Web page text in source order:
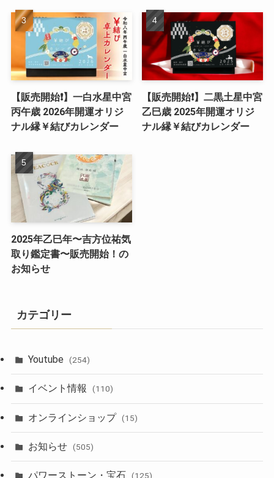
【販売開始❗️】一白水星中宮
丙午歳 2026年開運オリジ
ナル縁￥結びカレンダー
【販売開始❗️】二黒土星中宮
乙巳歳 2025年開運オリジ
ナル縁￥結びカレンダー
2025年乙巳年〜吉方位祐気
取り鑑定書〜販売開始！の
お知らせ
カテゴリー
Youtube (254)
イベント情報 (110)
オンラインショップ (15)
お知らせ (505)
パワーストーン・宝石 (125)